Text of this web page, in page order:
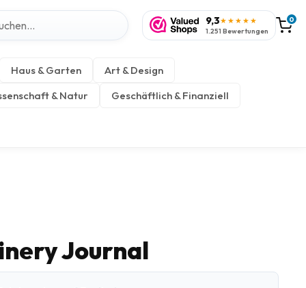
9,3★★★★★
1.251 Bewertungen
0
Haus & Garten
Art & Design
& Natur
Geschäftlich & Finanziell
Journal